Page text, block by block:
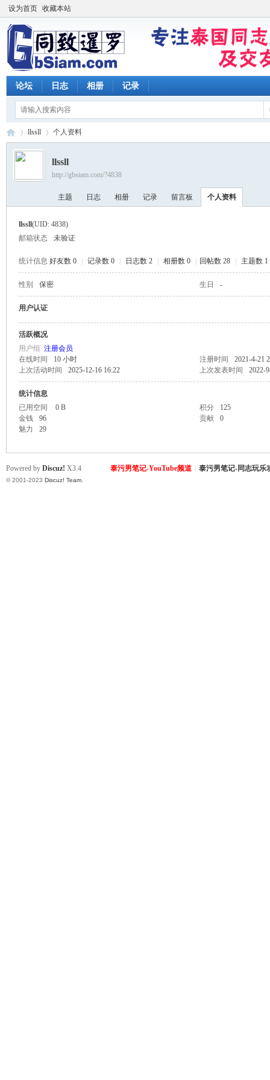
设为首页 收藏本站
论坛 日志 相册 记录
›
llssll
›
个人资料
llssll
http://gbsiam.com/?4838
主题 日志 相册 记录 留言板 个人资料
llssll(UID: 4838)
邮箱状态
未验证
统计信息 好友数 0 记录数 0 日志数 2 相册数 0 回帖数 28 主题数 1
性别 保密 生日 -
用户认证
活跃概况
用户组 注册会员
在线时间
10 小时 注册时间
2021-4-21
上次活动时间
2025-12-16 16:22 上次发表时间 2022-
统计信息
已用空间
0 B 积分
125
金钱
96 贡献
0
魅力
29
泰污男笔记-YouTube频道 泰污男笔记-同志玩乐
Powered by Discuz! X3.4
© 2001-2023 Discuz! Team.